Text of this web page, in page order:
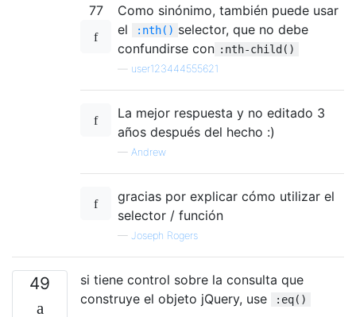
77
Como sinónimo, también puede usar
el
:nth() selector, que no debe
confundirse con :nth-child()
user123444555621
La mejor respuesta y no editado 3
años después del hecho :)
— Andrew
gracias por explicar cómo utilizar el
selector / función
— Joseph Rogers
49
si tiene control sobre la consulta que
construye el objeto jQuery, use
:eq()